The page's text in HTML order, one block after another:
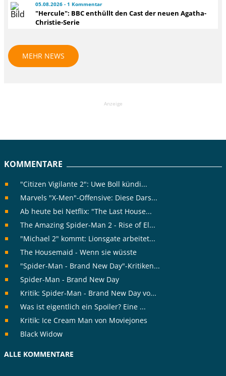
05.08.2026 - 1 Kommentar
"Hercule": BBC enthüllt den Cast der neuen Agatha-
Christie-Serie
MEHR NEWS
Anzeige
KOMMENTARE
"Citizen Vigilante 2": Uwe Boll kündi...
Marvels "X-Men"-Offensive: Diese Dars...
Ab heute bei Netflix: "The Last House...
The Amazing Spider-Man 2 - Rise of El...
"Michael 2" kommt: Lionsgate arbeitet...
The Housemaid - Wenn sie wüsste
"Spider-Man - Brand New Day"-Kritiken...
Spider-Man - Brand New Day
Kritik: Spider-Man - Brand New Day vo...
Was ist eigentlich ein Spoiler? Eine ...
Kritik: Ice Cream Man von Moviejones
Black Widow
ALLE KOMMENTARE